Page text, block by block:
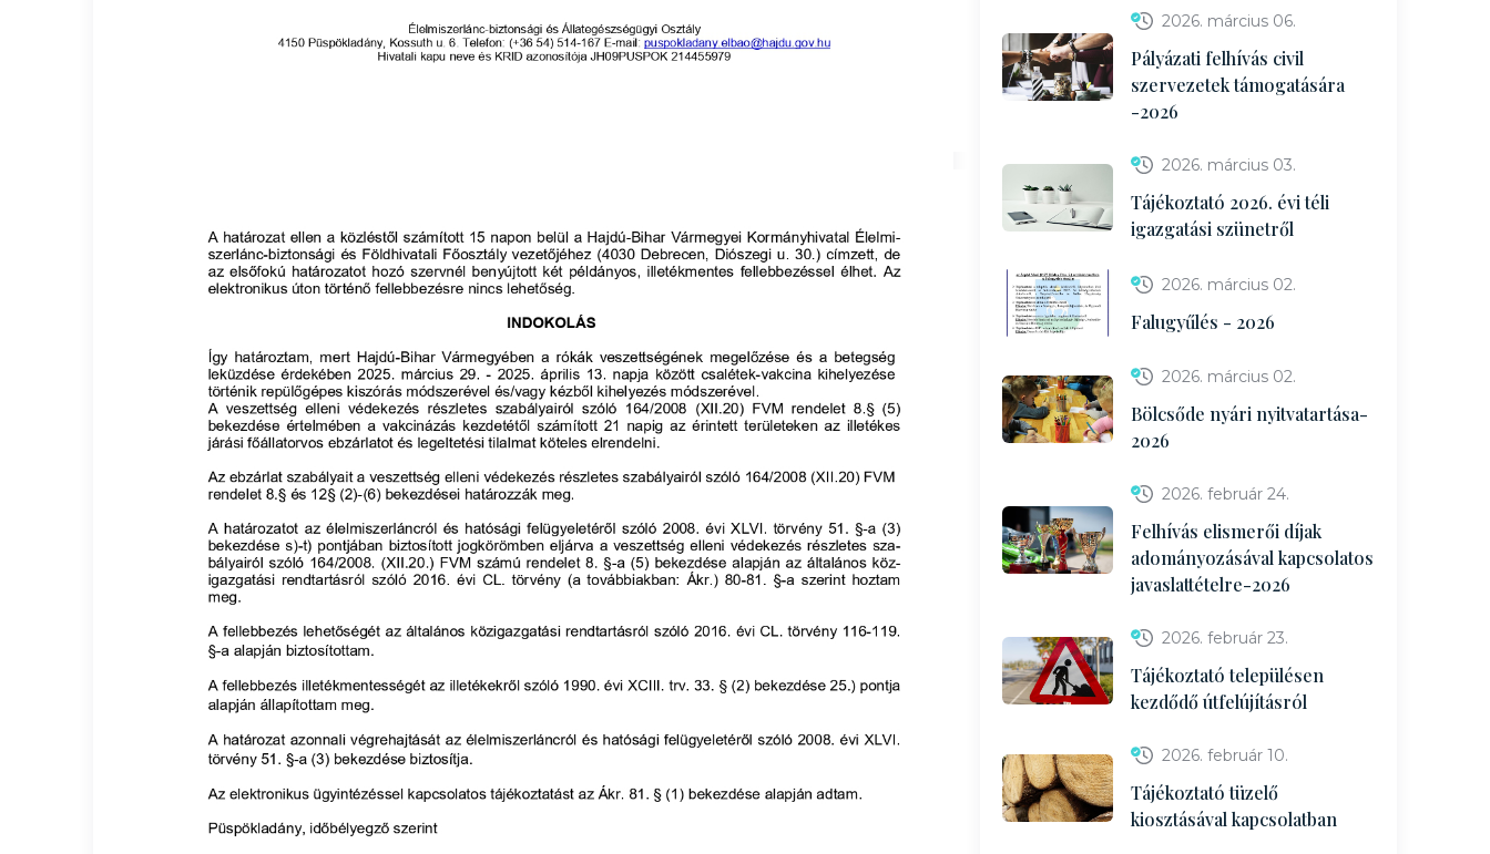
2026. március 06.
Pályázati felhívás civil
szervezetek támogatására
-2026
2026. március 03.
Tájékoztató 2026. évi téli
igazgatási szünetről
2026. március 02.
Falugyűlés - 2026
2026. március 02.
Bölcsőde nyári nyitvatartása-
2026
2026. február 24.
Felhívás elismerői díjak
adományozásával kapcsolatos
javaslattételre-2026
2026. február 23.
Tájékoztató településen
kezdődő útfelújításról
2026. február 10.
Tájékoztató tüzelő
kiosztásával kapcsolatban